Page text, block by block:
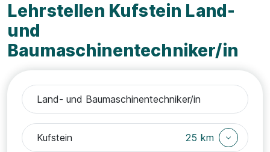
Lehrstellen Kufstein Land-
und
Baumaschinentechniker/in
25 km